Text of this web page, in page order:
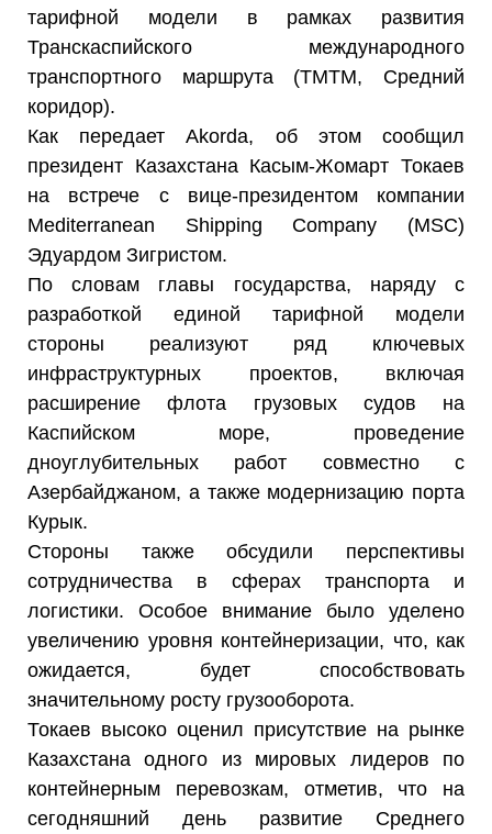
тарифной модели в рамках развития
Транскаспийского международного
транспортного маршрута (ТМТМ, Средний
коридор).
Как передает Akorda, об этом сообщил
президент Казахстана Касым-Жомарт Токаев
на встрече с вице-президентом компании
Mediterranean Shipping Company (MSC)
Эдуардом Зигристом.
По словам главы государства, наряду с
разработкой единой тарифной модели
стороны реализуют ряд ключевых
инфраструктурных проектов, включая
расширение флота грузовых судов на
Каспийском море, проведение
дноуглубительных работ совместно с
Азербайджаном, а также модернизацию порта
Курык.
Стороны также обсудили перспективы
сотрудничества в сферах транспорта и
логистики. Особое внимание было уделено
увеличению уровня контейнеризации, что, как
ожидается, будет способствовать
значительному росту грузооборота.
Токаев высоко оценил присутствие на рынке
Казахстана одного из мировых лидеров по
контейнерным перевозкам, отметив, что на
сегодняшний день развитие Среднего